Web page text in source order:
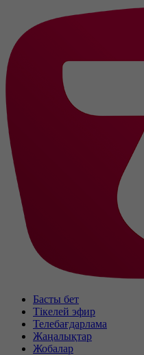
Басты бет
Тікелей эфир
Телебағдарлама
Жаңалықтар
Жобалар